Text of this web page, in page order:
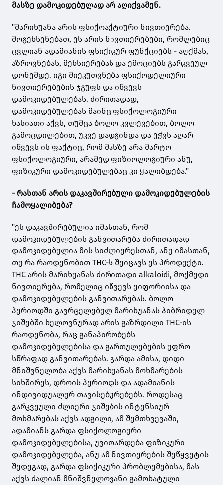
მასზე დამოკიდებულად არ აღიქვამენ.
"მარიხუანა არის ფსიქოაქტიური ნივთიერება.
მოგეხსენებათ, ეს არის ნივთიერებები, რომლებიც
ცვლიან ადამიანის ფსიქიკურ ფუნქციებს - აღქმას,
აზროვნებას, მეხსიერებას და ემოციებს გარკვეულ
დონემდე. იგი მიეკუთვნება ფსიქოდელიური
ნივთიერებების ჯგუფს და იწვევს
დამოკიდებულებას. ძირითადად,
დამოკიდებულებას მაინც ფსიქოლოგიური
ხასიათი აქვს, თუმცა ბოლო კვლევებით, ბოლო
გამოცდილებით, უკვე დადგინდა და ეჭვს აღარ
იწვევს ის ფაქტიც, რომ მასზე არა მარტო
ფსიქოლოგიური, არამედ ფიზიოლოგიური ანუ,
ფიზიკური დამოკიდებულებაც კი ყალიბდება."
- რასთან არის დაკავშირებული დამოკიდებულების
ჩამოყალიბება?
"ეს დაკავშირებულია იმასთან, რომ
დამოკიდებულების განვითარება ძირითადად
დამოკიდებულია მის სიძლიერესთან, ანუ იმასთან,
თუ რა რაოდენობით THC-ს შეიცავს ეს პროდუქტი.
THC არის მარიხუანას ძირითადი alkaloidi, მოქმედი
ნივთიერება, რომელიც იწვევს ეიფორიისა და
დამოკიდებულების განვითარებას. ბოლო
პერიოდში გავრცელებულ მარიხუანას ჰიბრიდულ
ჯიშებში ხელოვნურად არის გაზრდილი THC-ის
რაოდენობა, რაც განაპირობებს
დამოკიდებულებისა და გართულებების უფრო
სწრაფად განვითარებას. გარდა ამისა, დიდი
მნიშვნელობა აქვს მარიხუანას მოხმარების
სიხშირეს, დროის პერიოდს და ადამიანის
ინდივიდუალურ თავისებურებებს. როდესაც
გარკვეული ძლიერი ჯიშების ინტენსიურ
მოხმარებას აქვს ადგილი, ამ შემთხვევაში,
ადამიანს გარდა ფსიქოლოგიური
დამოკიდებულებისა, უვითარდება ფიზიკური
დამოკიდებულება, ანუ ამ ნივთიერების შეწყვეტის
შედეგად, გარდა ფსიქიკური პრობლემებისა, მას
აქვს ძალიან მნიშვნელოვანი გამოხატული